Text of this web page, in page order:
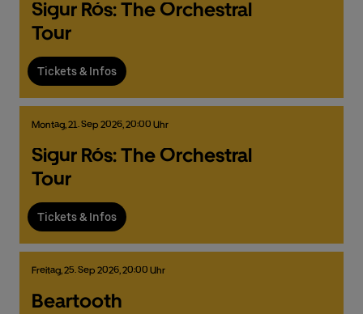
Sigur Rós: The Orchestral
Tour
Tickets & Infos
Montag,21.Sep 2026,20:00 Uhr
Sigur Rós: The Orchestral
Tour
Tickets & Infos
Freitag,25.Sep 2026,20:00 Uhr
Beartooth